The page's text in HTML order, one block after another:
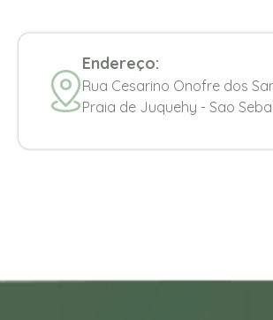
Endereço:
Rua Cesarino Onofre dos
Praia de Juquehy - Sao